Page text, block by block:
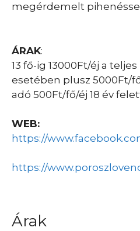
megérdemelt
ÁRAK:
13 fő-ig 13000Ft/éj a
esetében plusz 5000Ft/
adó 500Ft/fő/éj 18 év
WEB:
https://
https://
Árak